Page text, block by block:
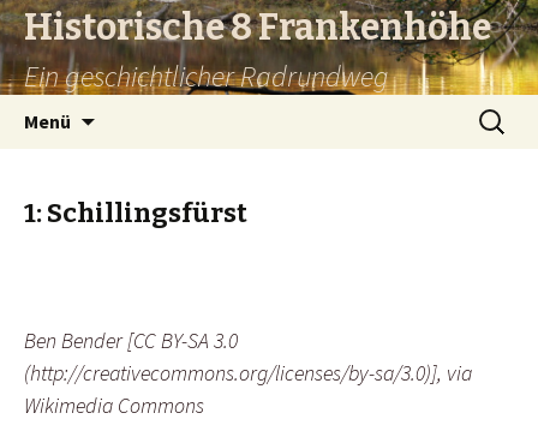
Historische 8 Frankenhöhe
Ein geschichtlicher Radrundweg
Menü
Suchen
nach:
1: Schillingsfürst
Ben Bender [CC BY-SA 3.0
(http://creativecommons.org/licenses/by-sa/3.0)], via
Wikimedia Commons